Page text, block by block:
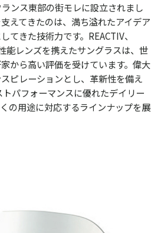
ンス東部の街モレに設立されまし
えてきたのは、満ち溢れたアイデア
てきた技術力です。REACTIV、
能レンズを携えたサングラスは、世
から高い評価を受けています。偉大
ピレーションとし、革新性を備え
パフォーマンスに優れたデイリー
の用途に対応するラインナップを展